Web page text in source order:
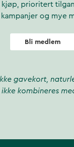
prioritert
kampanjer og mye
Bli medlem
gavekort,
ikke kombineres